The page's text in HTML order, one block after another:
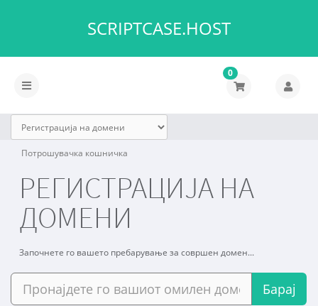
SCRIPTCASE.HOST
Вклучете
навигацијата
0
Потрошувачка кошничка
РЕГИСТРАЦИЈА НА
ДОМЕНИ
Започнете го вашето пребарување за совршен домен...
Барај